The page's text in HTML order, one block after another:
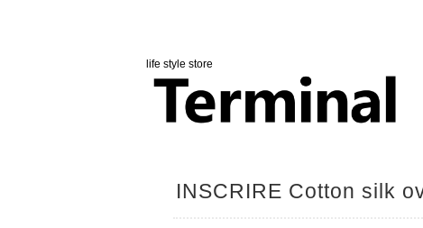
life style store
INSCRIRE Cotton silk